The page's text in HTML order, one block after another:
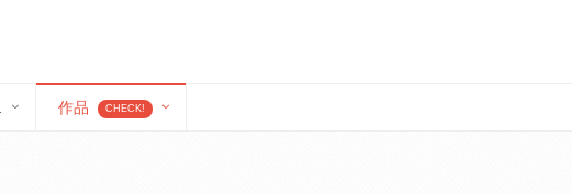
作品 CHECK!